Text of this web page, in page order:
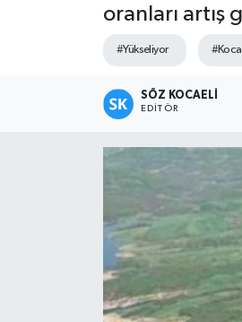
oranları artış
#Yükseliyor
SÖZ KOCAELI
EDITÖR
Tüm Manşetler
Son Dakika Haberleri
Haber Arşivi